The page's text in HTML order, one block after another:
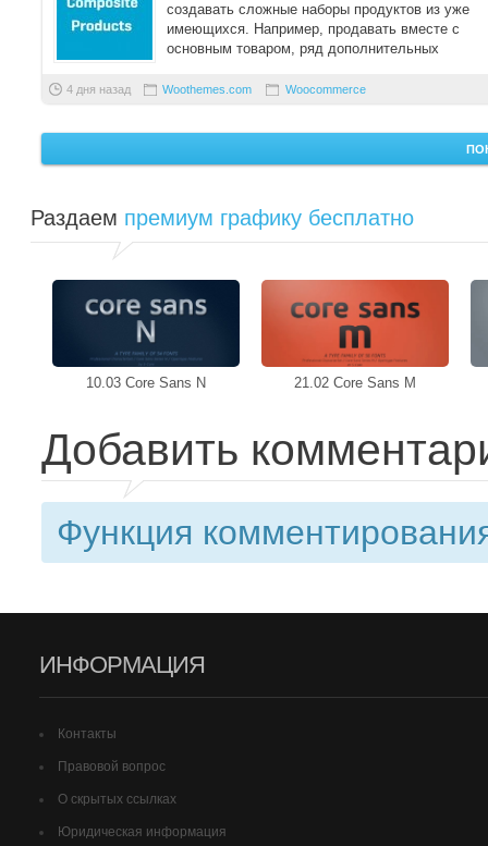
создавать сложные наборы продуктов из уже
имеющихся. Например, продавать вместе с
основным товаром, ряд дополнительных
4 дня назад Woothemes.com Woocommerce
Раздаем премиум графику бесплатно
10.03 Core Sans N 21.02 Core Sans M
Добавить
Функция
ИНФОРМАЦИЯ
Контакты
Правовой вопрос
О скрытых ссылках
Юридическая информация